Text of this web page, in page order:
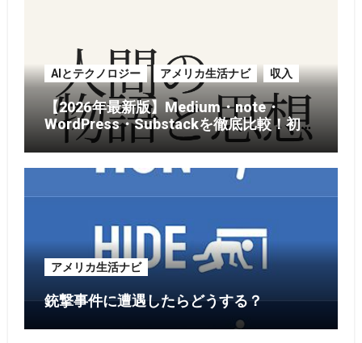
AIとテクノロジー アメリカ生活ナビ 収入
【2026年最新版】Medium・note・
WordPress・Substackを徹底比較！初心
者がブログを始めるならどれがおすす
め？
アメリカ生活ナビ
銃撃事件に遭遇したらどうする？